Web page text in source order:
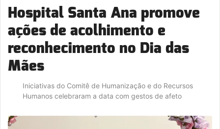
Hospital Santa Ana promove
ações de acolhimento e
reconhecimento no Dia das
Mães
Iniciativas do Comitê de Humanização e do Recursos
Humanos celebraram a data com gestos de afeto